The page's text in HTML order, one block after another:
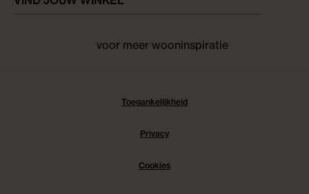
voor meer wooninspiratie
Toegankelijkheid
Privacy
Cookies